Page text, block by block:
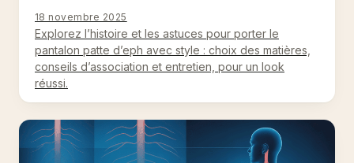
18 novembre 2025
Explorez l’histoire et les astuces pour porter le
pantalon patte d’eph avec style : choix des matières,
conseils d’association et entretien, pour un look
réussi.